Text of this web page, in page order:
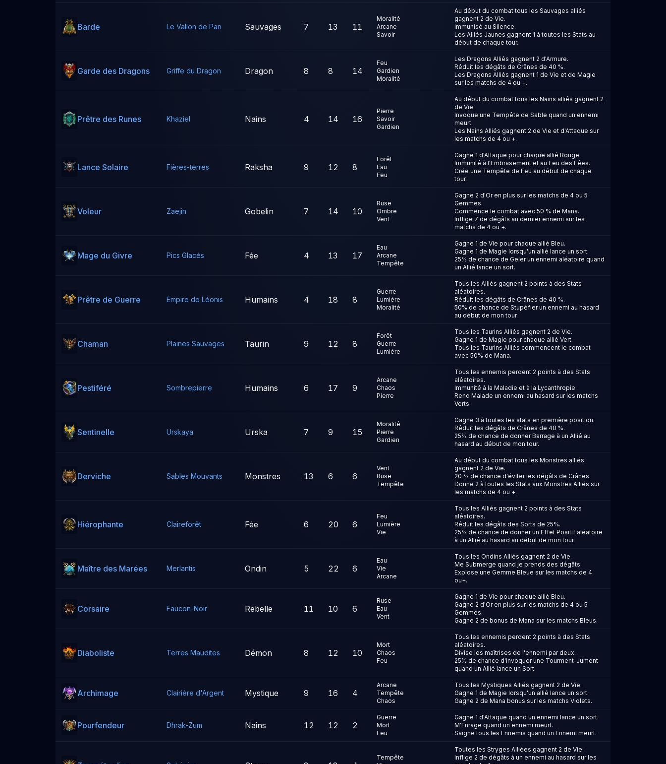
Barde Le Vallon de Pan Sauvages 7 13 11
Moralité
Arcane
Savoir
Au début du combat tous les Sauvages alliés
gagnent 2 de Vie.
Immunisé au Silence.
Les Alliés Jaunes gagnent 1 à toutes les Stats au
début de chaque tour.
Garde des Dragons Griffe du Dragon Dragon 8 8 14
Feu
Gardien
Moralité
Les Dragons Alliés gagnent 2 d'Armure.
Réduit les dégâts de Crânes de 40 %.
Les Dragons Alliés gagnent 1 de Vie et de Magie
sur les matchs de 4 ou +.
Prêtre des Runes Khaziel Nains 4 14 16
Pierre
Savoir
Gardien
Au début du combat tous les Nains alliés gagnent 2
de Vie.
Invoque une Tempête de Sable quand un ennemi
meurt.
Les Nains Alliés gagnent 2 de Vie et d'Attaque sur
les matchs de 4 ou +.
Lance Solaire Fières-terres Raksha 9 12 8
Forêt
Eau
Feu
Gagne 1 d'Attaque pour chaque allié Rouge.
Immunité à l'Embrasement et au Feu des Fées.
Crée une Tempête de Feu au début de chaque
tour.
Voleur Zaejin Gobelin 7 14 10
Ruse
Ombre
Vent
Gagne 2 d'Or en plus sur les matchs de 4 ou 5
Gemmes.
Commence le combat avec 50 % de Mana.
Inflige 7 de dégâts au dernier ennemi sur les
matchs de 4 ou +.
Mage du Givre Pics Glacés Fée 4 13 17
Eau
Arcane
Tempête
Gagne 1 de Vie pour chaque allié Bleu.
Gagne 1 de Magie lorsqu'un allié lance un sort.
25% de chance de Geler un ennemi aléatoire quand
un Allié lance un sort.
Prêtre de Guerre Empire de Léonis Humains 4 18 8
Guerre
Lumière
Moralité
Tous les Alliés gagnent 2 points à des Stats
aléatoires.
Réduit les dégâts de Crânes de 40 %.
50% de chance de Stupéfier un ennemi au hasard
au début de mon tour.
Chaman Plaines Sauvages Taurin 9 12 8
Forêt
Guerre
Lumière
Tous les Taurins Alliés gagnent 2 de Vie.
Gagne 1 de Magie pour chaque allié Vert.
Tous les Taurins Alliés commencent le combat
avec 50% de Mana.
Pestiféré Sombrepierre Humains 6 17 9
Arcane
Chaos
Pierre
Tous les ennemis perdent 2 points à des Stats
aléatoires.
Immunité à la Maladie et à la Lycanthropie.
Rend Malade un ennemi au hasard sur les matchs
Verts.
Sentinelle Urskaya Urska 7 9 15
Moralité
Pierre
Gardien
Gagne 3 à toutes les stats en première position.
Réduit les dégâts de Crânes de 40 %.
25% de chance de donner Barrage à un Allié au
hasard au début de mon tour.
Derviche Sables Mouvants Monstres 13 6 6
Vent
Ruse
Tempête
Au début du combat tous les Monstres alliés
gagnent 2 de Vie.
20 % de chance d'éviter les dégâts de Crânes.
Donne 2 à toutes les Stats aux Monstres Alliés sur
les matchs de 4 ou +.
Hiérophante Claireforêt Fée 6 20 6
Feu
Lumière
Vie
Tous les Alliés gagnent 2 points à des Stats
aléatoires.
Réduit les dégâts des Sorts de 25%.
25% de chance de donner un Effet Positif aléatoire
à un Allié au hasard au début de mon tour.
Maître des Marées Merlantis Ondin 5 22 6
Eau
Vie
Arcane
Tous les Ondins Alliés gagnent 2 de Vie.
Me Submerge quand je prends des dégâts.
Explose une Gemme Bleue sur les matchs de 4
ou+.
Corsaire Faucon-Noir Rebelle 11 10 6
Ruse
Eau
Vent
Gagne 1 de Vie pour chaque allié Bleu.
Gagne 2 d'Or en plus sur les matchs de 4 ou 5
Gemmes.
Gagne 2 de bonus de Mana sur les matchs Bleus.
Diaboliste Terres Maudites Démon 8 12 10
Mort
Chaos
Feu
Tous les ennemis perdent 2 points à des Stats
aléatoires.
Divise les maîtrises de l'ennemi par deux.
25% de chance d'invoquer une Tourment-Jument
quand un Allié lance un Sort.
Archimage Clairière d'Argent Mystique 9 16 4
Arcane
Tempête
Chaos
Tous les Mystiques Alliés gagnent 2 de Vie.
Gagne 1 de Magie lorsqu'un allié lance un sort.
Gagne 2 de Mana bonus sur les matchs Violets.
Pourfendeur Dhrak-Zum Nains 12 12 2
Guerre
Mort
Feu
Gagne 1 d'Attaque quand un ennemi lance un sort.
M'Enrage quand un ennemi meurt.
Saigne tous les Ennemis quand un Ennemi meurt.
Tempête
Toutes les Stryges Alliées gagnent 2 de Vie.
Inflige 2 de dégâts à un ennemi au hasard sur les